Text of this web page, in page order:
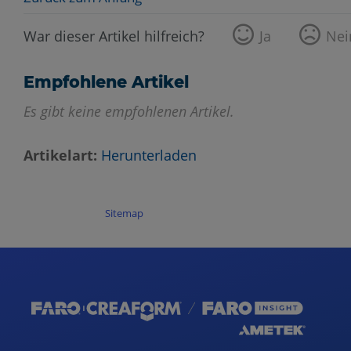
War dieser Artikel hilfreich? Ja
Empfohlene Artikel
Es gibt keine empfohlenen Artikel.
Artikelart Herunterladen
Sitemap